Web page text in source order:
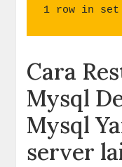
1 row in set
Cara
Mysql
Mysql
server